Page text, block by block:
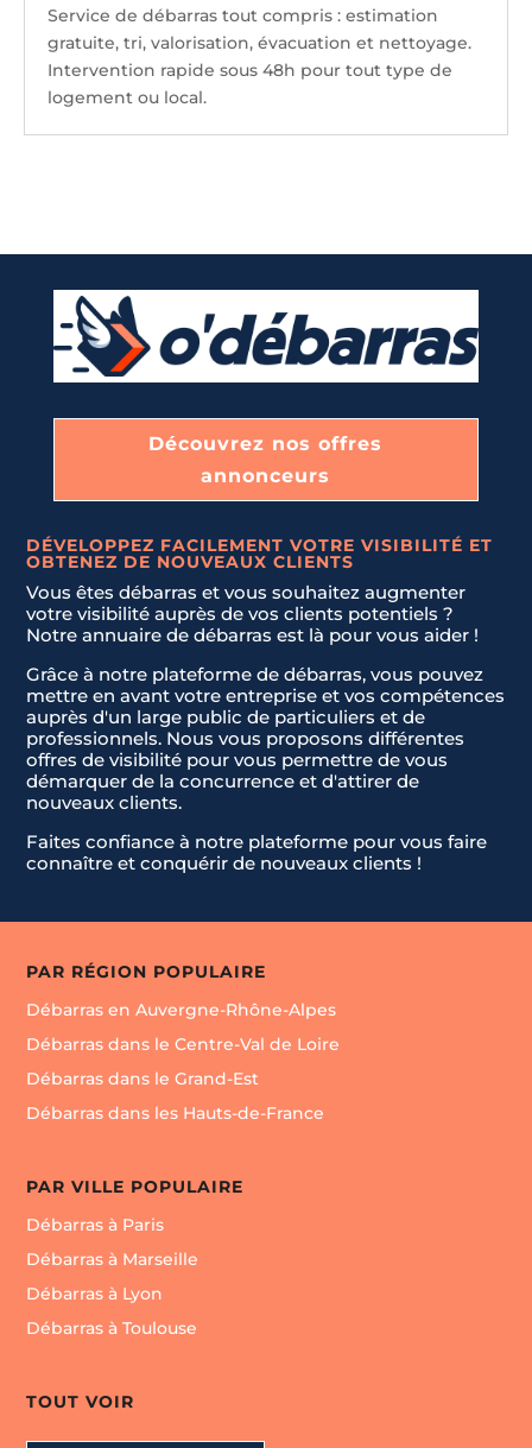
Service de débarras tout compris : estimation
gratuite, tri, valorisation, évacuation et nettoyage.
Intervention rapide sous 48h pour tout type de
logement ou local.
Découvrez nos offres
annonceurs
DÉVELOPPEZ FACILEMENT VOTRE VISIBILITÉ ET
OBTENEZ DE NOUVEAUX CLIENTS
Vous êtes débarras et vous souhaitez augmenter
votre visibilité auprès de vos clients potentiels ?
Notre annuaire de débarras est là pour vous aider !
Grâce à notre plateforme de débarras, vous pouvez
mettre en avant votre entreprise et vos compétences
auprès d'un large public de particuliers et de
professionnels. Nous vous proposons différentes
offres de visibilité pour vous permettre de vous
démarquer de la concurrence et d'attirer de
nouveaux clients.
Faites confiance à notre plateforme pour vous faire
connaître et conquérir de nouveaux clients !
PAR RÉGION POPULAIRE
Débarras en Auvergne-Rhône-Alpes
Débarras dans le Centre-Val de Loire
Débarras dans le Grand-Est
Débarras dans les Hauts-de-France
PAR VILLE POPULAIRE
Débarras à Paris
Débarras à Marseille
Débarras à Lyon
Débarras à Toulouse
TOUT VOIR